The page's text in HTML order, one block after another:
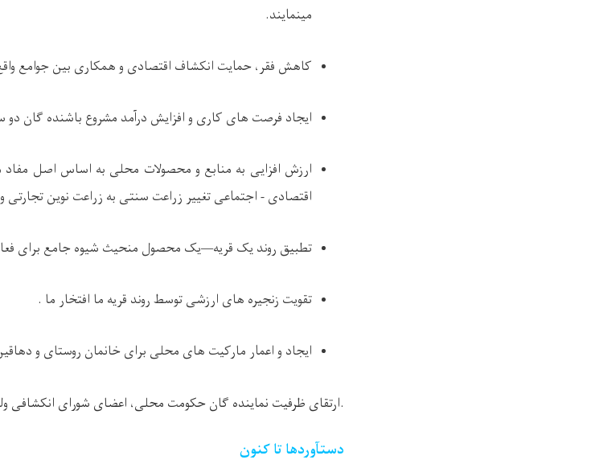
مینمایند.
کاهش فقر، حمایت انکشاف اقتصادی و همکاری بین جوامع
ایجاد فرصت های کاری و افزایش درآمد مشروع باشنده گان
ارزش افزایی به منابع و محصولات محلی به اساس اصل مفاد
اقتصادی - اجتماعی تغییر زراعت سنتی به زراعت نوین
تطبیق روند یک قریه—یک محصول منحیث شیوه جامع برای
تقویت زنجیره های ارزشی توسط روند قریه ما افتخار ما .
ایجاد و اعمار مارکیت های محلی برای خانمان روستای و
.ارتقای ظرفیت نماینده گان حکومت محلی، اعضای شورای انکشافی
دستآوردها تا کنون